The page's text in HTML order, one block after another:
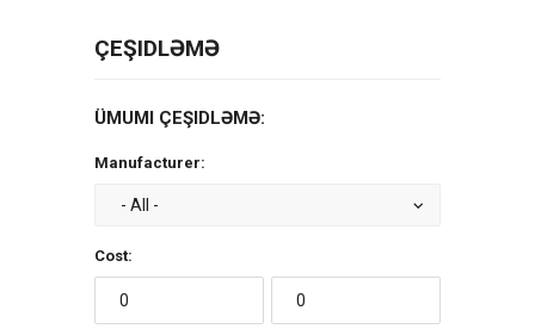
ÇEŞIDLƏMƏ
ÜMUMI ÇEŞIDLƏMƏ:
Manufacturer:
Cost: